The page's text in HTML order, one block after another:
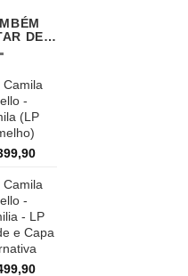
DE…
Camila
-
(LP
Camila
-
- LP
e Capa